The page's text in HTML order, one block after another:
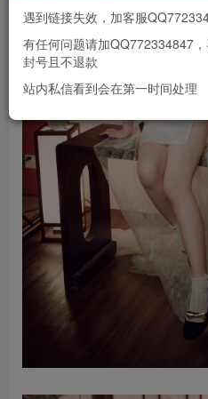
遇到链接失效，加客服
有任何问题请加QQ772334847
封号且不退款
站内私信看到会在第一时间处理